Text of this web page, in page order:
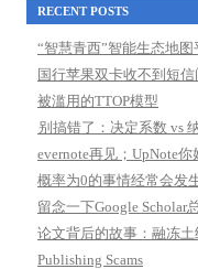
RECENT POSTS
“智慧青西”智能生态地图
国行苹果双卡收不到短信
被滥用的TTOP模型
别搞错了：决定系数 vs
evernote再见；UpNote你
概率为0的事情经常会发
留念一下Google Scholar
论文背后的故事：融冻
Publishing Scams